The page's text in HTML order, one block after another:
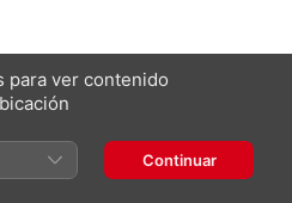
5:56
14:22
para ver contenido
Continuar